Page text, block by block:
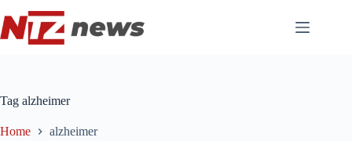
para
o
conteúdo
Tag alzheimer
Home alzheimer